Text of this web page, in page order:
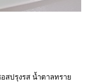
อสปรุงรส น้ำตาลทรา